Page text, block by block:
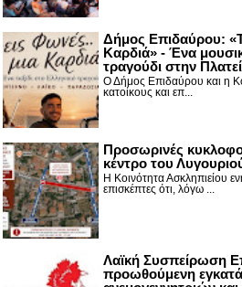
Δήμος Επιδαύρου:
Καρδιά» - Ένα
τραγούδι στην
Ο Δήμος Επιδαύρου και η
κατοίκους και επ...
Προσωρινές
κέντρο του
Η Κοινότητα Ασκληπιείου
επισκέπτες ότι, λόγω ...
Λαϊκή Συσπείρωση
προωθούμενη